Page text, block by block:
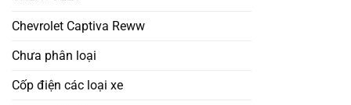
Chevrolet Captiva Reww
Chưa phân loại
Cốp điện các loại xe